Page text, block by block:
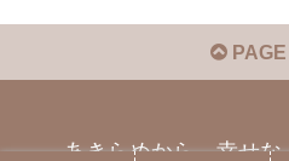
あきらめから、幸せ